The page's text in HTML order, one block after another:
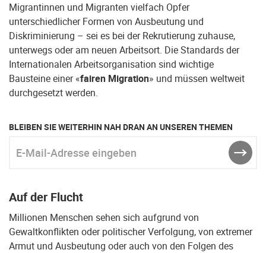
Migrantinnen und Migranten vielfach Opfer
unterschiedlicher Formen von Ausbeutung und
Diskriminierung – sei es bei der Rekrutierung zuhause,
unterwegs oder am neuen Arbeitsort. Die Standards der
Internationalen Arbeitsorganisation sind wichtige
Bausteine einer «fairen Migration» und müssen weltweit
durchgesetzt werden.
BLEIBEN SIE WEITERHIN NAH DRAN AN UNSEREN THEMEN
Auf der Flucht
Millionen Menschen sehen sich aufgrund von
Gewaltkonflikten oder politischer Verfolgung, von extremer
Armut und Ausbeutung oder auch von den Folgen des